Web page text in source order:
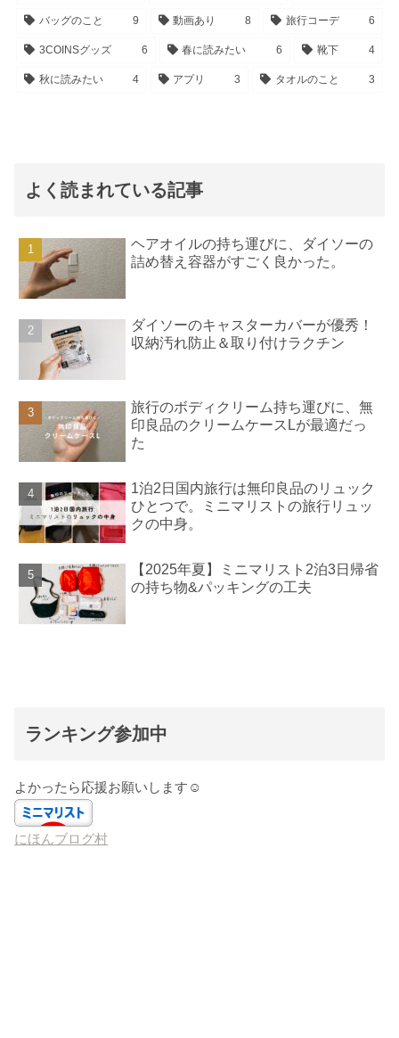
バッグのこと 9 動画あり 8 旅行コーデ 6
3COINSグッズ 6 春に読みたい 6 靴下 4
秋に読みたい 4 アプリ 3 タオルのこと 3
よく読まれている記事
ヘアオイルの持ち運びに、ダイソーの
詰め替え容器がすごく良かった。
ダイソーのキャスターカバーが優秀！
収納汚れ防止＆取り付けラクチン
旅行のボディクリーム持ち運びに、無
印良品のクリームケースLが最適だっ
た
1泊2日国内旅行は無印良品のリュック
ひとつで。ミニマリストの旅行リュッ
クの中身。
【2025年夏】ミニマリスト2泊3日帰省
の持ち物&パッキングの工夫
ランキング参加中
よかったら応援お願いします☺️
にほんブログ村